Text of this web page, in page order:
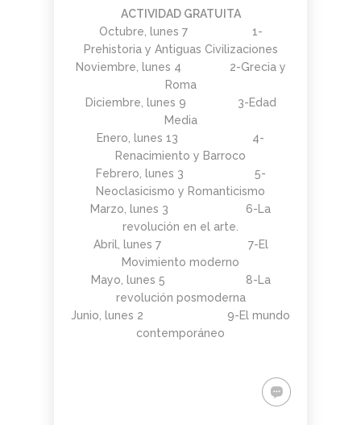
ACTIVIDAD GRATUITA
Octubre, lunes 7 1-
Prehistoria y Antiguas Civilizaciones
Noviembre, lunes 4 2-Grecia y
Roma
Diciembre, lunes 9 3-Edad
Media
Enero, lunes 13 4-
Renacimiento y Barroco
Febrero, lunes 3 5-
Neoclasicismo y Romanticismo
Marzo, lunes 3 6-La
revolución en el arte.
Abril, lunes 7 7-El
Movimiento moderno
Mayo, lunes 5 8-La
revolución posmoderna
Junio, lunes 2 9-El mundo
contemporáneo